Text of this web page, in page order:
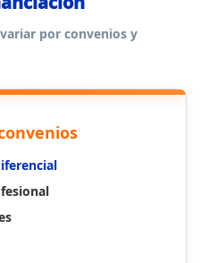
por convenios y